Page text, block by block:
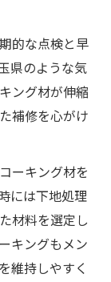
的な点検と早
県のような気
ング材が伸縮
補修を心がけ
ーキング材を
には下地処理
材料を選定し
キングもメン
維持しやすく